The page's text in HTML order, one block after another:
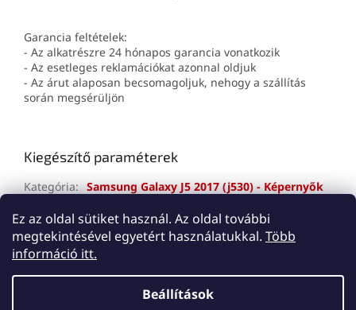
Ez az oldal sütiket használ. Az oldal további
megtekintésével egyetért használatukkal. Több
információ itt.
Beállítások
Garancia feltételek:
- Az alkatrészre 24 hónapos garancia vonatkozik
- Az esetleges reklamációkat azonnal oldjuk
- Az árut alaposan becsomagoljuk, nehogy a szállítás
során megsérüljön
Kiegészítő paraméterek
Kategória: Samsung Galaxy J5 2017 (j530) - Képernyők